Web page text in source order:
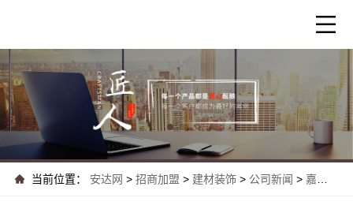
当前位置： 安达网> 招商加盟 > 建材装饰> 公司新闻 > 嘉兴锦居装饰材料有限公司，秀洲区旧房翻新..